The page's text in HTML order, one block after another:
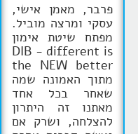
פרבר, מאמן אישי,
עסקי ומרצה מוביל.
מפתח שיטת אימון
DIB - different is
the NEW better
מתוך האמונה שמה
שאחר בכל אחד
מאתנו זה היתרון
להצלחה, ושרק אם